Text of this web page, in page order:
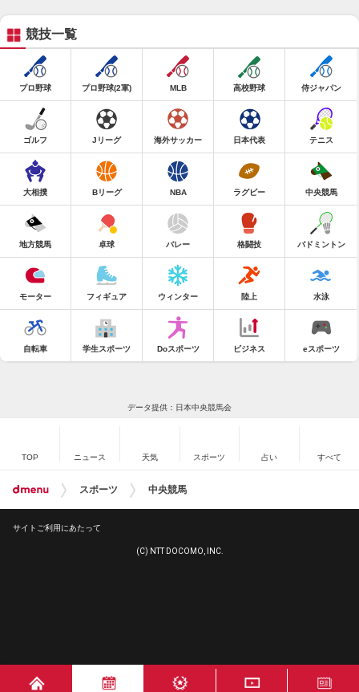
競技一覧
プロ野球 プロ野球(2軍) MLB 高校野球 侍ジャパン
ゴルフ Jリーグ 海外サッカー 日本代表 テニス
大相撲 Bリーグ NBA ラグビー 中央競馬
地方競馬 卓球 バレー 格闘技 バドミントン
モーター フィギュア ウィンター 陸上 水泳
自転車 学生スポーツ Doスポーツ ビジネス eスポーツ
データ提供：日本中央競馬会
TOP ニュース 天気 スポーツ 占い すべて
スポーツ 中央競馬
サイトご利用にあたって
(C) NTT DOCOMO, INC.